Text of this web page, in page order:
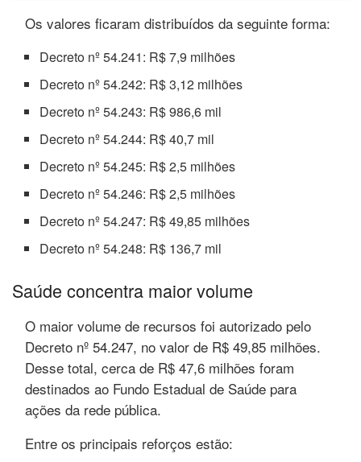
Os valores ficaram distribuídos da seguinte forma:
Decreto nº 54.241: R$ 7,9 milhões
Decreto nº 54.242: R$ 3,12 milhões
Decreto nº 54.243: R$ 986,6 mil
Decreto nº 54.244: R$ 40,7 mil
Decreto nº 54.245: R$ 2,5 milhões
Decreto nº 54.246: R$ 2,5 milhões
Decreto nº 54.247: R$ 49,85 milhões
Decreto nº 54.248: R$ 136,7 mil
Saúde concentra maior volume
O maior volume de recursos foi autorizado pelo
Decreto nº 54.247, no valor de R$ 49,85 milhões.
Desse total, cerca de R$ 47,6 milhões foram
destinados ao Fundo Estadual de Saúde para
ações da rede pública.
Entre os principais reforços estão: